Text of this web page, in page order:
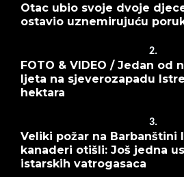
Otac ubio svoje dvoje
ostavio uznemirujuću
2.
FOTO & VIDEO / Jedan od
ljeta na sjeverozapadu
hektara
3.
Veliki požar na Barbanštini
kanaderi otišli: Još jedna
istarskih vatrogasaca